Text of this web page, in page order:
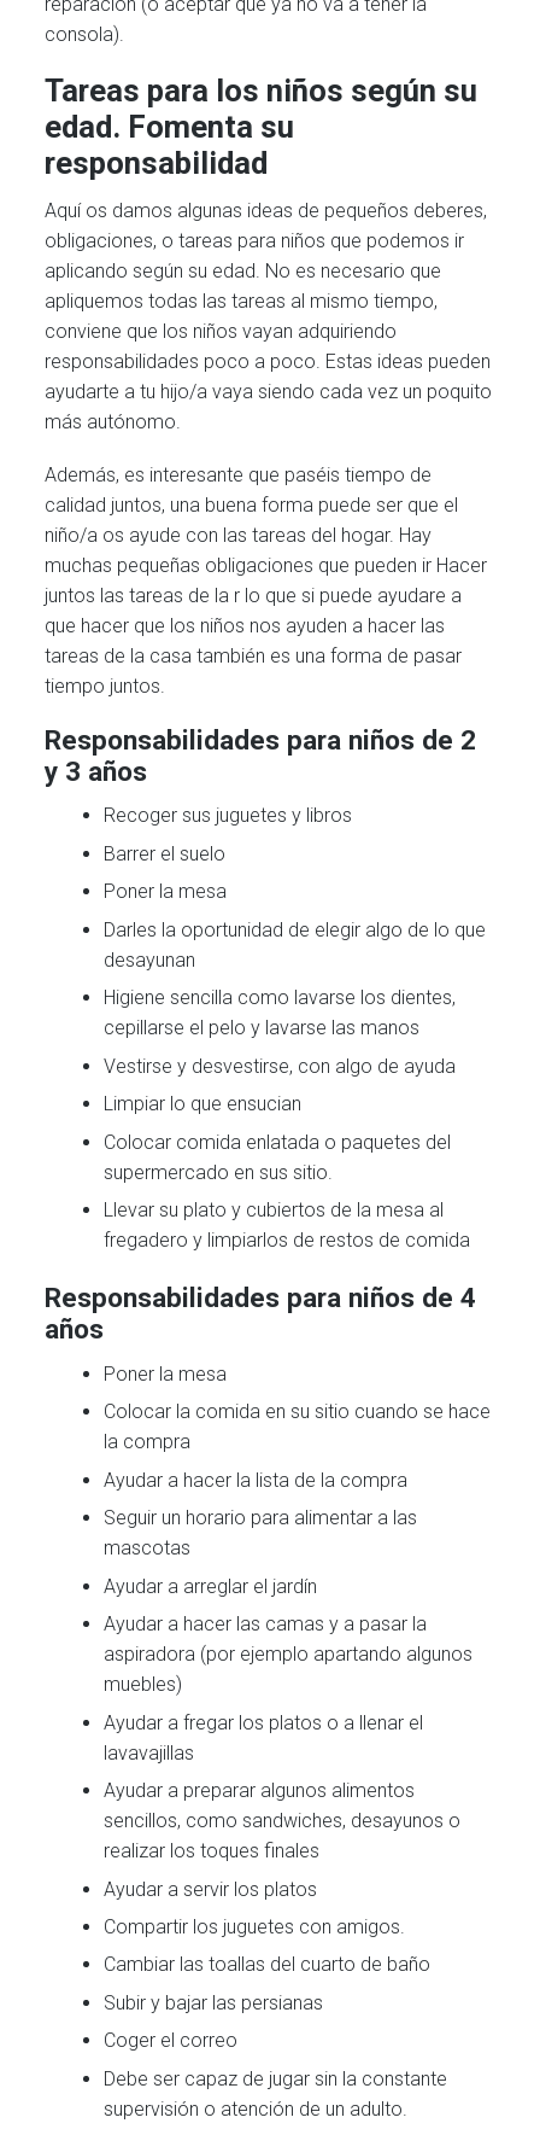
consola).
Tareas para los niños según su
edad. Fomenta su
responsabilidad
Aquí os damos algunas ideas de pequeños deberes,
obligaciones, o tareas para niños que podemos ir
aplicando según su edad. No es necesario que
apliquemos todas las tareas al mismo tiempo,
conviene que los niños vayan adquiriendo
responsabilidades poco a poco. Estas ideas pueden
ayudarte a tu hijo/a vaya siendo cada vez un poquito
más autónomo.
Además, es interesante que paséis tiempo de
calidad juntos, una buena forma puede ser que el
niño/a os ayude con las tareas del hogar. Hay
muchas pequeñas obligaciones que pueden ir Hacer
juntos las tareas de la r lo que si puede ayudare a
que hacer que los niños nos ayuden a hacer las
tareas de la casa también es una forma de pasar
tiempo juntos.
Responsabilidades para niños de 2
y 3 años
Recoger sus juguetes y libros
Barrer el suelo
Poner la mesa
Darles la oportunidad de elegir algo de lo que
desayunan
Higiene sencilla como lavarse los dientes,
cepillarse el pelo y lavarse las manos
Vestirse y desvestirse, con algo de ayuda
Limpiar lo que ensucian
Colocar comida enlatada o paquetes del
supermercado en sus sitio.
Llevar su plato y cubiertos de la mesa al
fregadero y limpiarlos de restos de comida
Responsabilidades para niños de 4
años
Poner la mesa
Colocar la comida en su sitio cuando se hace
la compra
Ayudar a hacer la lista de la compra
Seguir un horario para alimentar a las
mascotas
Ayudar a arreglar el jardín
Ayudar a hacer las camas y a pasar la
aspiradora (por ejemplo apartando algunos
muebles)
Ayudar a fregar los platos o a llenar el
lavavajillas
Ayudar a preparar algunos alimentos
sencillos, como sandwiches, desayunos o
realizar los toques finales
Ayudar a servir los platos
Compartir los juguetes con amigos.
Cambiar las toallas del cuarto de baño
Subir y bajar las persianas
Coger el correo
Debe ser capaz de jugar sin la constante
supervisión o atención de un adulto.